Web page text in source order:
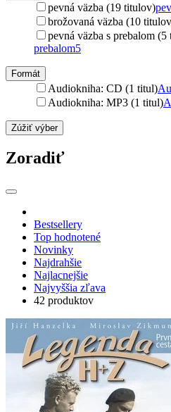
pevná väzba (19 titulov)
brožovaná väzba (10
pevná väzba s prebalom
prebalom5
Formát
Audiokniha: CD (1 titul)
Audiokniha: MP3 (1 titul)
Zúžiť výber
Zoradiť
Bestsellery
Top hodnotené
Novinky
Najdrahšie
Najlacnejšie
Najvyššia zľava
42 produktov